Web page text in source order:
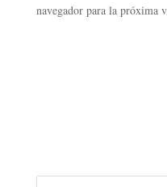
navegador para la próxima